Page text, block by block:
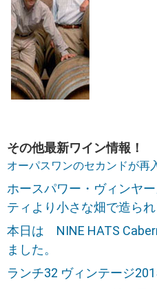
その他最新ワイン情報！
オーパスワンのセカンドが
ホースパワー・ヴィン
ティより小さな畑で造ら
本日は NINE HATS
ました。
ランチ32 ヴィンテージ